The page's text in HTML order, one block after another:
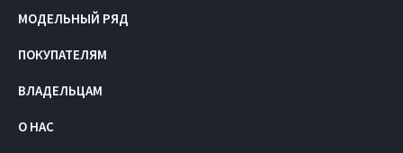
МОДЕЛЬНЫЙ РЯД
ПОКУПАТЕЛЯМ
ВЛАДЕЛЬЦАМ
О НАС